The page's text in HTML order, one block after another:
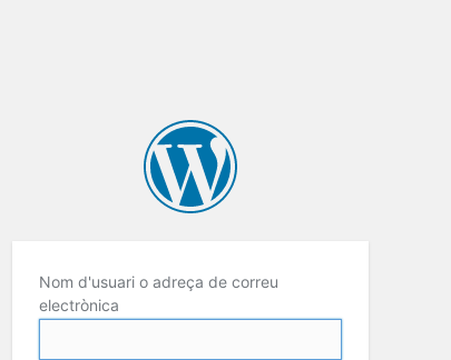
Nom d'usuari o adreça de correu
electrònica